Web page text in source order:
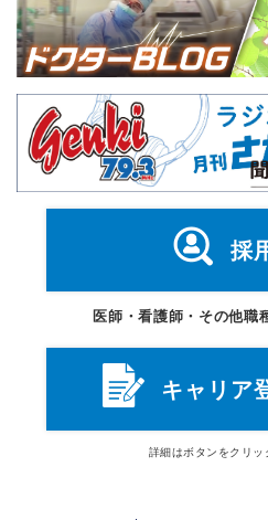
採
医師・看護師・その他職
キャリア
詳細はボタン をクリッ